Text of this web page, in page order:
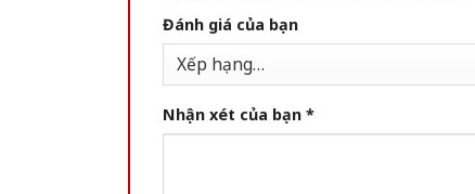
Đánh giá của bạn
Nhận xét của bạn *